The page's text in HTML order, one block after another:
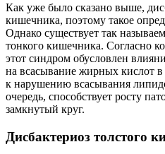
Как уже было сказано выше,
кишечника, поэтому такое
Однако существует так
тонкого кишечника. Согласно
этот синдром обусловлен
на всасывание жирных кислот
к нарушению всасывания
очередь, способствует росту
замкнутый круг.
Дисбактериоз толстого